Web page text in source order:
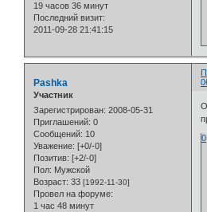
19 часов 36 минут
Последний визит:
2011-09-28 21:41:15
Pashka
Участник
Зарегистрирован: 2008-05-31
Приглашений: 0
Сообщений: 10
Уважение: [+0/-0]
Позитив: [+2/-0]
Пол: Мужской
Возраст: 33 [1992-11-30]
Провел на форуме:
1 час 48 минут
О
0